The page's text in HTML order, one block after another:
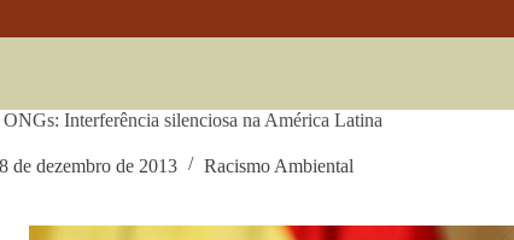
Interferência silenciosa na América Latina
de dezembro de 2013 Racismo Ambiental